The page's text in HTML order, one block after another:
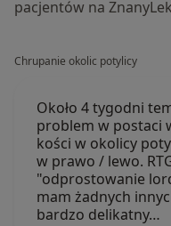
pacjentów na
Chrupanie okolic potylicy
Około 4 tygodni
problem w postaci
kości w okolicy
w prawo / lewo.
"odprostowanie
mam żadnych
bardzo delikatny…